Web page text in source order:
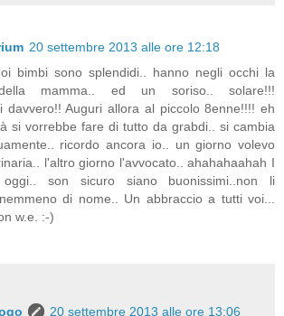
20 settembre 2013 alle ore 12:18
bimbi sono splendidi.. hanno negli occhi la
mamma.. ed un soriso.. solare!!!
davvero!! Auguri allora al piccolo 8enne!!!! eh
si vorrebbe fare di tutto da grabdi.. si cambia
ricordo ancora io.. un giorno volevo
l'altro giorno l'avvocato.. ahahahaahah I
son sicuro siano buonissimi..non li
di nome.. Un abbraccio a tutti voi...
w.e. :-)
20 settembre 2013 alle ore 13:06